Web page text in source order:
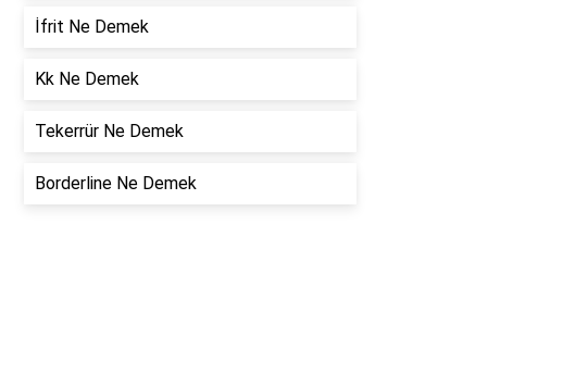
İfrit Ne Demek
Kk Ne Demek
Tekerrür Ne Demek
Borderline Ne Demek